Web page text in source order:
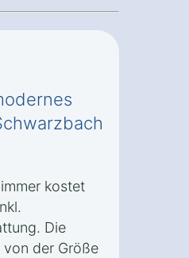
kostet
Die
von der Größe